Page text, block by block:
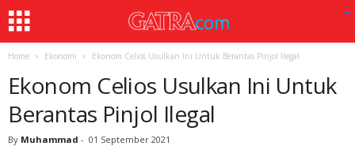
Home Ekonomi Ekonom Celios Usulkan Ini Untuk Berantas Pinjol Ilegal
Ekonom Celios Usulkan Ini Untuk
Berantas Pinjol Ilegal
By Muhammad - 01 September 2021